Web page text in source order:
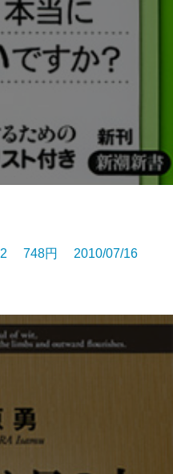
2 748円 2010/07/16